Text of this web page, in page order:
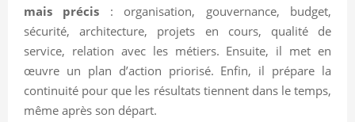
mais précis : organisation, gouvernance, budget,
sécurité, architecture, projets en cours, qualité de
service, relation avec les métiers. Ensuite, il met en
œuvre un plan d’action priorisé. Enfin, il prépare la
continuité pour que les résultats tiennent dans le temps,
même après son départ.